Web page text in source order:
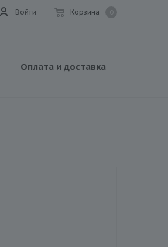
Корзина
Войти
Оплата и доставка